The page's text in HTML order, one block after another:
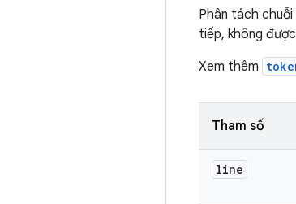
Phân tách
tiếp, không
Xem thêm
Tham số
line